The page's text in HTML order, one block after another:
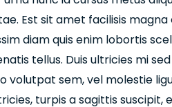
Est sit amet facilisis
diam quis enim lobortis
tellus. Duis ultricies mi
volutpat sem, vel molestie
turpis a sagittis suscipit,